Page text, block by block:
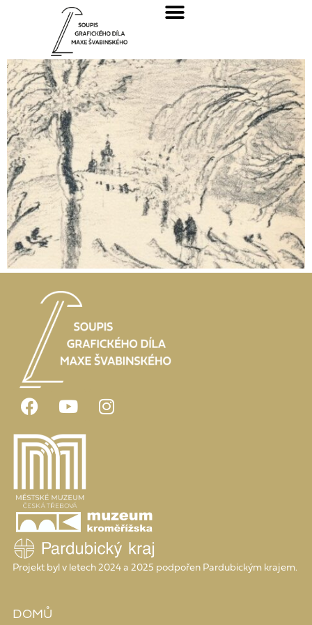
Projekt byl v letech 2024 a 2025 podpořen Pardubickým krajem.
DOMŮ